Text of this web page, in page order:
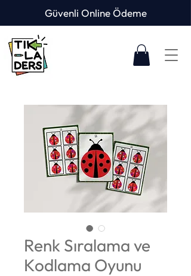
Güvenli Online Ödeme
Renk Sıralama ve
Kodlama Oyunu